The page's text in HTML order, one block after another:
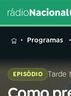
MENU
Buscar
Programas
EPISÓDIO Tarde